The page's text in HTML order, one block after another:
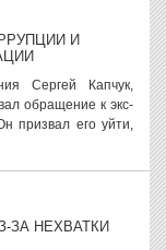
И
Сергей Капчук,
обращение к экс-
призвал его уйти,
ЗА НЕХВАТКИ